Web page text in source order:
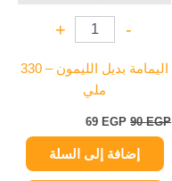
-
+
اليمامة بديل الليمون – 330
ملي
90EGP
69 EGP
إضافة إلى السلة